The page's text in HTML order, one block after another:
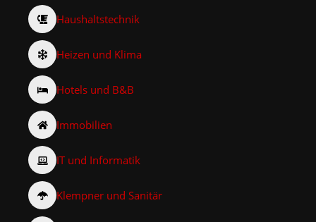
Haushaltstechnik
Heizen und Klima
Hotels und B&B
Immobilien
IT und Informatik
Klempner und Sanitär